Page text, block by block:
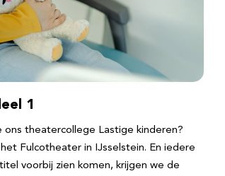
1
ons theatercollege Lastige kinderen?
Fulcotheater in IJsselstein. En iedere
voorbij zien komen, krijgen we de